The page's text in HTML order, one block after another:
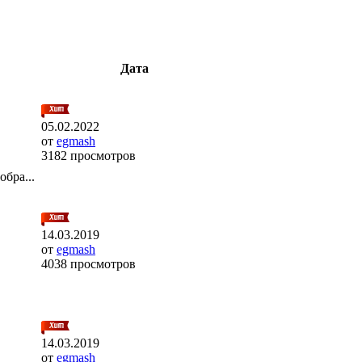
Дата
05.02.2022
от egmash
3182 просмотров
14.03.2019
от egmash
4038 просмотров
14.03.2019
от egmash